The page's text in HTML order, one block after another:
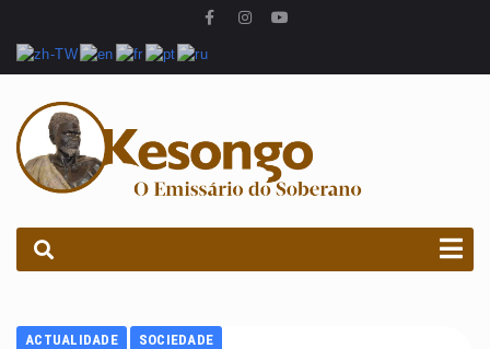
ACTUALIDADE SOCIEDADE
PROCURAR